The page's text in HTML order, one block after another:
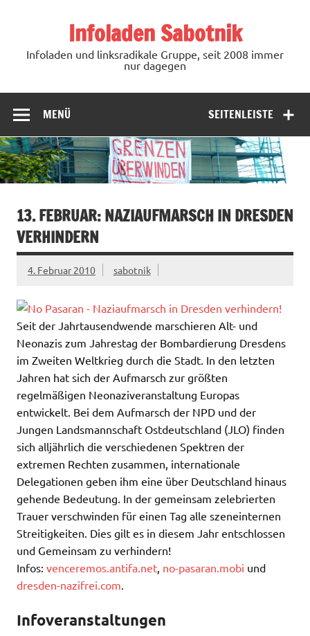
Infoladen Sabotnik
Infoladen und linksradikale Gruppe, seit 2008 immer
nur dagegen
SEITENLEISTE
MENÜ
13. FEBRUAR: NAZIAUFMARSCH IN DRESDEN
VERHINDERN
4. Februar 2010 sabotnik
Seit der Jahrtausendwende marschieren Alt- und
Neonazis zum Jahrestag der Bombardierung Dresdens
im Zweiten Weltkrieg durch die Stadt. In den letzten
Jahren hat sich der Aufmarsch zur größten
regelmäßigen Neonaziveranstaltung Europas
entwickelt. Bei dem Aufmarsch der NPD und der
Jungen Landsmannschaft Ostdeutschland (JLO) finden
sich alljährlich die verschiedenen Spektren der
extremen Rechten zusammen, internationale
Delegationen geben ihm eine über Deutschland hinaus
gehende Bedeutung. In der gemeinsam zelebrierten
Trauer verschwinden für einen Tag alle szeneinternen
Streitigkeiten. Dies gilt es in diesem Jahr entschlossen
und Gemeinsam zu verhindern!
Infos: venceremos.antifa.net no-pasaran.mobi und
dresden-nazifrei.com
Infoveranstaltungen